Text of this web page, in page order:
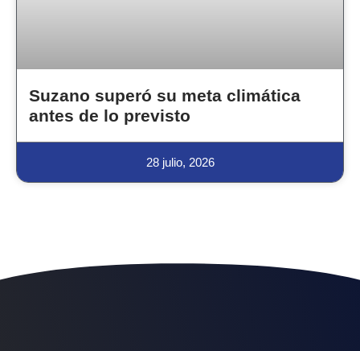
Suzano superó su meta climática
antes de lo previsto
28 julio, 2026